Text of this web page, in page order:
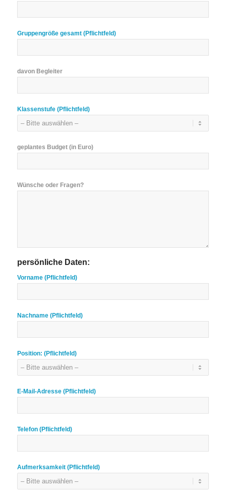
Gruppengröße gesamt (Pflichtfeld)
davon Begleiter
Klassenstufe (Pflichtfeld)
geplantes Budget (in Euro)
Wünsche oder Fragen?
persönliche Daten:
Vorname (Pflichtfeld)
Nachname (Pflichtfeld)
Position: (Pflichtfeld)
E-Mail-Adresse (Pflichtfeld)
Telefon (Pflichtfeld)
Aufmerksamkeit (Pflichtfeld)